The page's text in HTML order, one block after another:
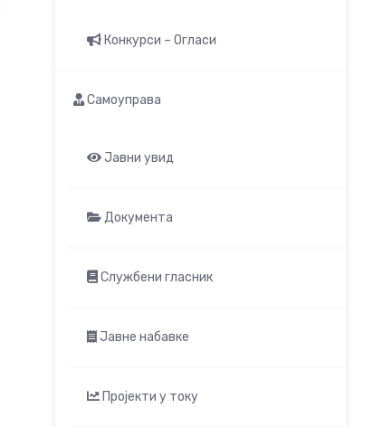
Конкурси – Огласи
Самоуправа
Јавни увид
Документа
Службени гласник
Јавне набавке
Пројекти у току